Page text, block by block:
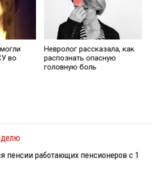
во
Невролог рассказала, как
распознать опасную
головную боль
пенсии работающих пенсионеров с 1